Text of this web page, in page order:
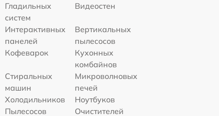
Гладильных
систем
Видеостен
Интерактивных
панелей
Вертикальных
пылесосов
Кофеварок
Кухонных
комбайнов
Стиральных
машин
Микроволновых
печей
Холодильников
Ноутбуков
Пылесосов
Очистителей